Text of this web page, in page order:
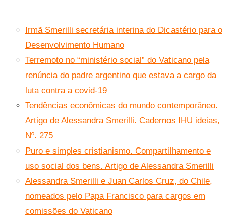
Irmã Smerilli secretária interina do Dicastério para o
Desenvolvimento Humano
Terremoto no “ministério social” do Vaticano pela
renúncia do padre argentino que estava a cargo da
luta contra a covid-19
Tendências econômicas do mundo contemporâneo.
Artigo de Alessandra Smerilli. Cadernos IHU ideias,
Nº. 275
Puro e simples cristianismo. Compartilhamento e
uso social dos bens. Artigo de Alessandra Smerilli
Alessandra Smerilli e Juan Carlos Cruz, do Chile,
nomeados pelo Papa Francisco para cargos em
comissões do Vaticano